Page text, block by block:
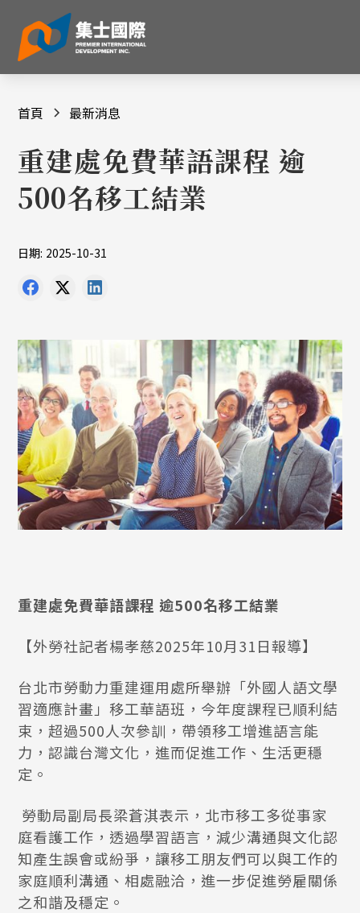
首頁 最新消息
重建處免費華語課程 逾
500名移工結業
日期: 2025-10-31
重建處免費華語課程 逾500名移工結業
【外勞社記者楊孝慈2025年10月31日報導】
台北市勞動力重建運用處所舉辦「外國人語文學
習適應計畫」移工華語班，今年度課程已順利結
束，超過500人次參訓，帶領移工增進語言能
力，認識台灣文化，進而促進工作、生活更穩
定。
勞動局副局長梁蒼淇表示，北市移工多從事家
庭看護工作，透過學習語言，減少溝通與文化認
知產生誤會或紛爭，讓移工朋友們可以與工作的
家庭順利溝通、相處融洽，進一步促進勞雇關係
之和諧及穩定。